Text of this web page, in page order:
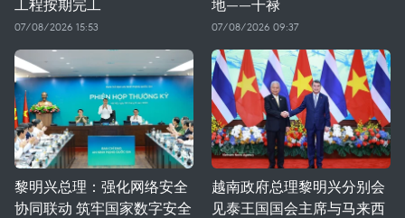
工程按期完工
07/08/2026 15:53
地——干禄
07/08/2026 09:37
黎明兴总理：强化网络安全
协同联动 筑牢国家数字安全
越南政府总理黎明兴分别会
见泰王国国会主席与马来西